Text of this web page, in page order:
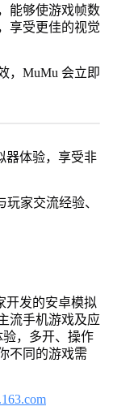
能够使游戏帧数
享受更佳的视觉
，MuMu 会立即
器体验，享受非
家交流经验、
开发的安卓模拟
流手机游戏及应
，多开、操作
不同的游戏需